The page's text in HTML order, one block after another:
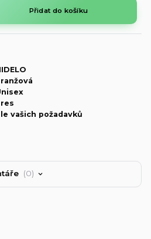
Přidat do košíku
vašich požadavků
0